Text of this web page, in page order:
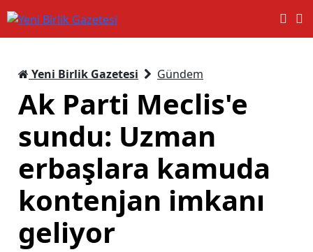
Yeni Birlik Gazetesi Gündem
Ak Parti Meclis'e
sundu: Uzman
erbaşlara kamuda
kontenjan imkanı
geliyor